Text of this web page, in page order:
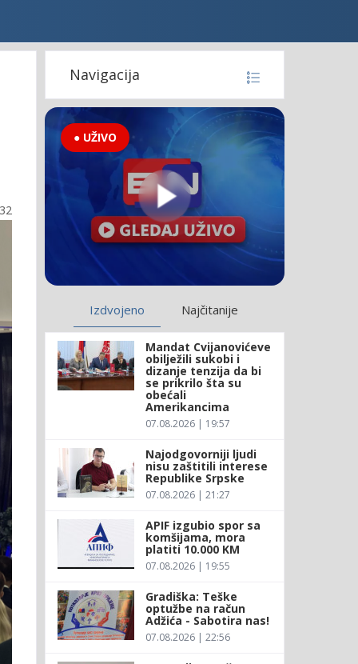
Navigacija
● UŽIVO
Izdvojeno Najčitanije
Mandat Cvijanovićeve
obilježili sukobi i
dizanje tenzija da bi
se prikrilo šta su
obećali
Amerikancima
07.08.2026 | 19:57
Najodgovorniji ljudi
nisu zaštitili interese
Republike Srpske
07.08.2026 | 21:27
APIF izgubio spor sa
komšijama, mora
platiti 10.000 KM
07.08.2026 | 19:55
Gradiška: Teške
optužbe na račun
Adžića - Sabotira nas!
07.08.2026 | 22:56